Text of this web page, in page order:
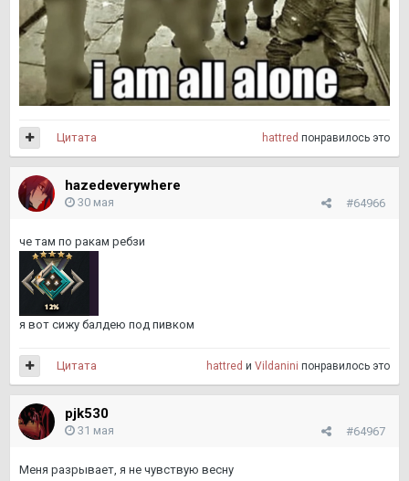
hattred понравилось это
Цитата
hazedeverywhere
#64966
30 мая
че там по ракам ребзи
я вот сижу балдею под пивком
hattred и Vildanini понравилось это
Цитата
pjk530
#64967
31 мая
Меня разрывает, я не чувствую весну